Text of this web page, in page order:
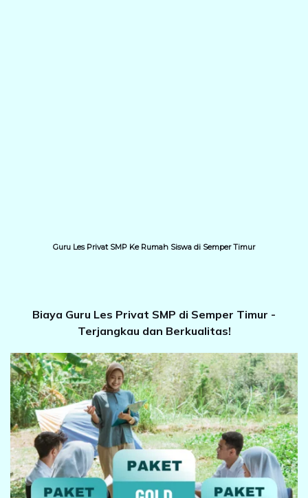
Guru Les Privat SMP Ke Rumah Siswa di Semper Timur
Biaya Guru Les Privat SMP di Semper Timur -
Terjangkau dan Berkualitas!